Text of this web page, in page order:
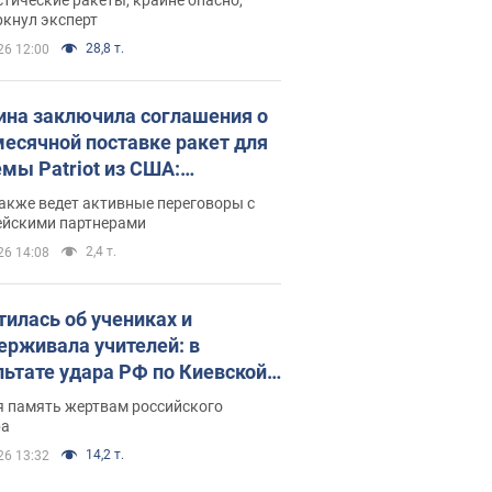
эксперт
12:00 28,8 т.
заключила соглашения о
поставке ракет для
Patriot из США:
раскрыл подробности
ведет активные переговоры с
партнерами
14:08 2,4 т.
об учениках и
учителей: в
удара РФ по Киевской
погибли директор
лицея, её муж и внук
память жертвам российского
13:32 14,2 т.